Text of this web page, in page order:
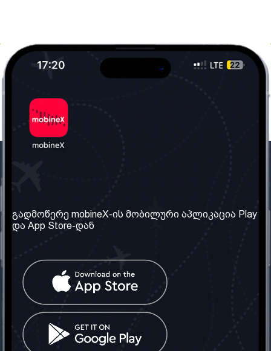
ჩვენ შესახებ
ჩვენი სერვისები
წესები და პირობები
კითხვები
კონტაქტი
საქართველო: თბილისი
ტელ: 032 2 04 00 50
სოციალური ქსელი
გადმოწერე mobineX-ის მობილური აპლიკაცია Play
და App Store-დან